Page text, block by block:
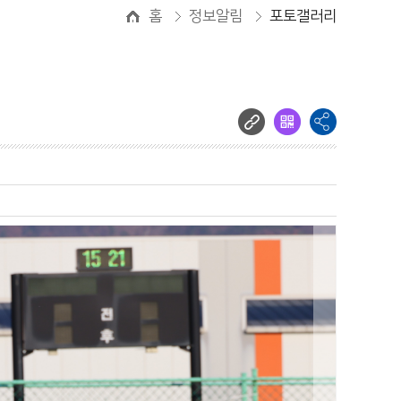
홈 정보알림 포토갤러리